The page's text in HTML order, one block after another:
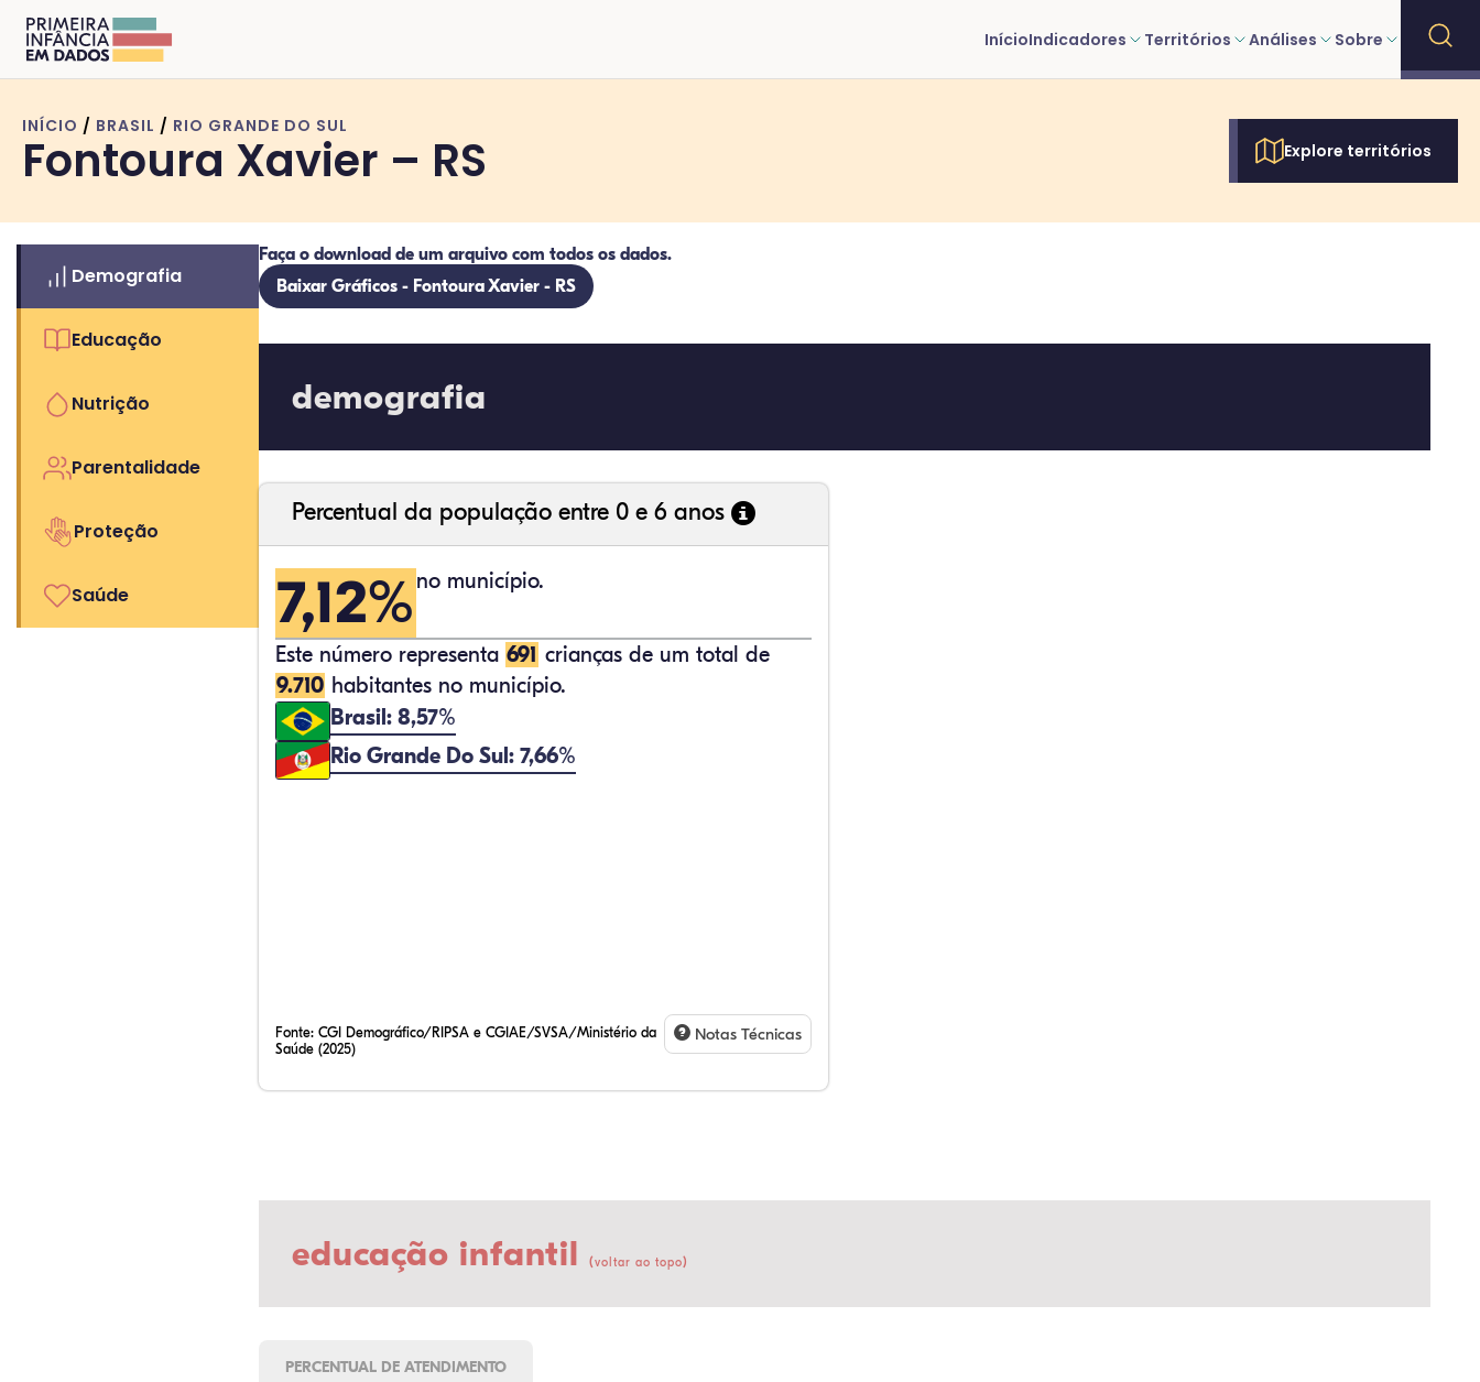
InícioIndicadores Territórios Análises Sobre
INÍCIO / BRASIL / RIO GRANDE DO SUL
Fontoura Xavier – RS Explore territórios
Demografia
Educação
Nutrição
Parentalidade
Proteção
Saúde
Faça o download de um arquivo com todos os dados.
Baixar Gráficos - Fontoura Xavier - RS
demografia
Percentual da população entre 0 e 6 anos
7,12% no município.
Este número representa 691 crianças de um total de
9.710 habitantes no município.
Brasil: 8,57%
Rio Grande Do Sul: 7,66%
Fonte: CGI Demográfico/RIPSA e CGIAE/SVSA/Ministério da
Saúde (2025)
Notas Técnicas
educação infantil (voltar ao topo)
PERCENTUAL DE ATENDIMENTO